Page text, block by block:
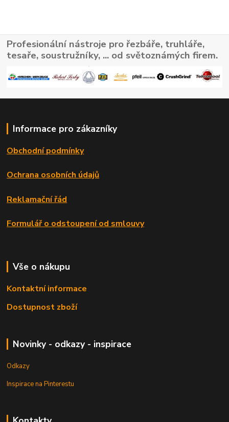
Profesionální nástroje pro řezbáře, truhláře,
tesaře, soustružníky, ... od světoznámých firem.
Informace pro zákazníky
Obchodní podmínky
Ochrana osobních údajů
Reklamační řád
Formulář o odstoupení od smlouvy
Vše o nákupu
Kontaktní informace
Dostupnost zboží
Novinky - odkazy - inspirace
Odkazy
Inspirace na Pinterestu